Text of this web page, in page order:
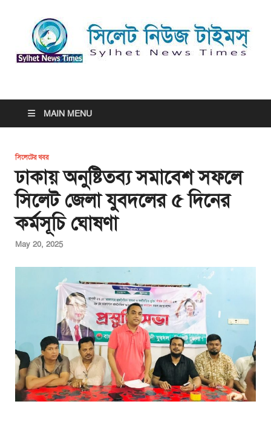
সিলেট নিউজ টাইমস্ | Sylhet
News Times
MAIN MENU
সিলেটের খবর
ঢাকায় অনুষ্টিতব্য সমাবেশ সফলে
সিলেট জেলা যুবদলের ৫ দিনের
কর্মসূচি ঘোষণা
May 20, 2025